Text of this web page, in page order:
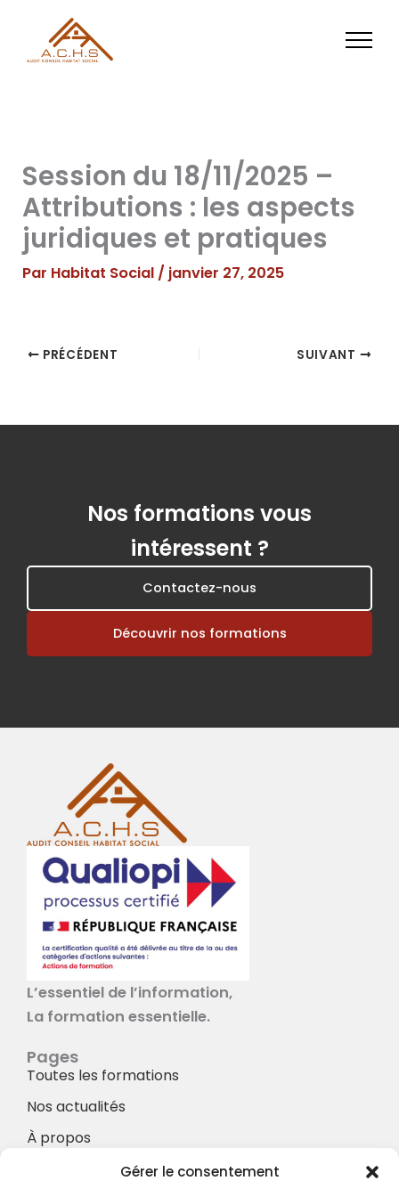
Gérer le consentement
contenu
Session du 18/11/2025 –
Attributions : les aspects
juridiques et pratiques
Par Habitat Social / janvier 27, 2025
PRÉCÉDENT SUIVANT
Nos formations vous
intéressent ?
Contactez-nous
Découvrir nos formations
L’essentiel de l’information,
La formation essentielle.
Pages
Toutes les formations
Nos actualités
À propos